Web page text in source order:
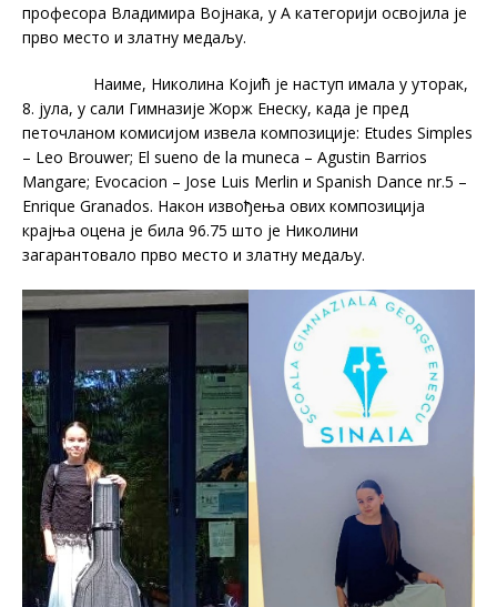
професора Владимира Војнака, у А категорији освојила је
прво место и златну медаљу.
Наиме, Николина Којић је наступ имала у уторак,
8. јула, у сали Гимназије Жорж Енеску, када је пред
петочланом комисијом извела композиције: Etudes Simples
– Leo Brouwer; El sueno de la muneca – Agustin Barrios
Mangare; Evocacion – Jose Luis Merlin и Spanish Dance nr.5 –
Enrique Granados. Након извођења ових композиција
крајња оцена је била 96.75 што је Николини
загарантовало прво место и златну медаљу.